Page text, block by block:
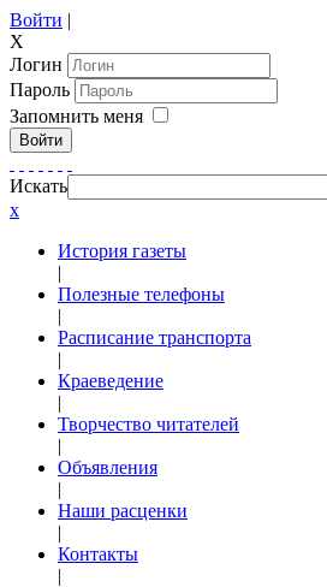
Войти |
X
Логин
Пароль
Запомнить меня
Войти
Искать
x
История газеты
|
Полезные телефоны
|
Расписание транспорта
|
Краеведение
|
Творчество читателей
|
Объявления
|
Наши расценки
|
Контакты
|